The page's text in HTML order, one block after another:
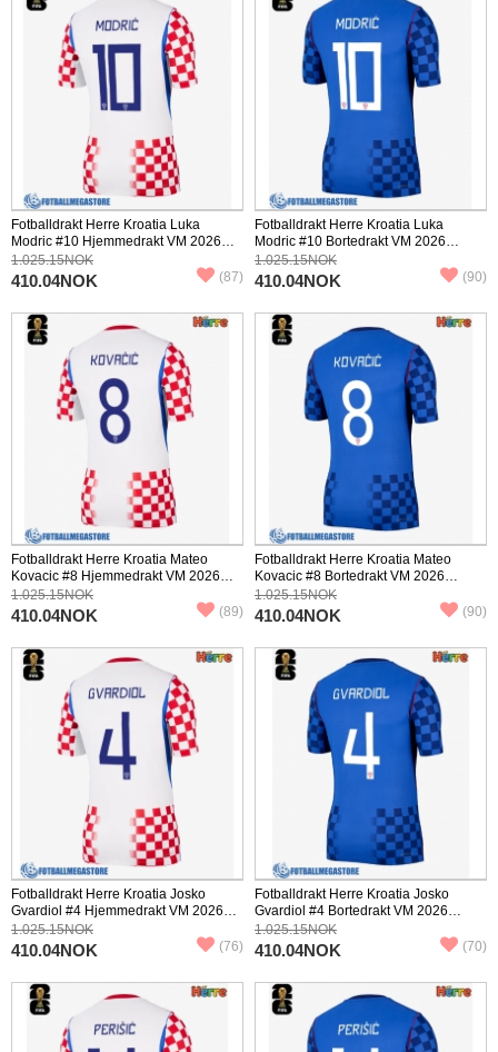
Fotballdrakt Herre Kroatia Luka
Modric #10 Hjemmedrakt VM 2026
Kortermet
1.025.15NOK
410.04NOK (87)
Fotballdrakt Herre Kroatia Luka
Modric #10 Bortedrakt VM 2026
Kortermet
1.025.15NOK
410.04NOK (90)
Fotballdrakt Herre Kroatia Mateo
Kovacic #8 Hjemmedrakt VM 2026
Kortermet
1.025.15NOK
410.04NOK (89)
Fotballdrakt Herre Kroatia Mateo
Kovacic #8 Bortedrakt VM 2026
Kortermet
1.025.15NOK
410.04NOK (90)
Fotballdrakt Herre Kroatia Josko
Gvardiol #4 Hjemmedrakt VM 2026
Kortermet
1.025.15NOK
410.04NOK (76)
Fotballdrakt Herre Kroatia Josko
Gvardiol #4 Bortedrakt VM 2026
Kortermet
1.025.15NOK
410.04NOK (70)